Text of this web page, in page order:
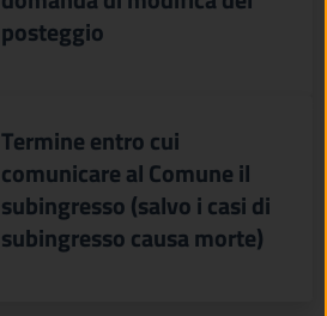
posteggio
Termine entro cui
comunicare al Comune il
subingresso (salvo i casi di
subingresso causa morte)